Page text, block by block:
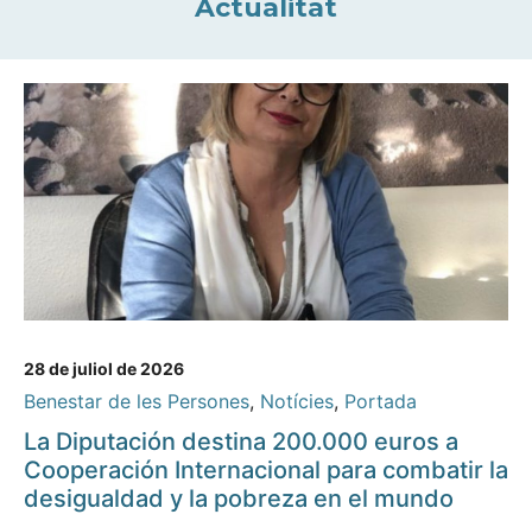
Actualitat
28 de juliol de 2026
Benestar de les Persones, Notícies, Portada
La Diputación destina 200.000 euros a
Cooperación Internacional para combatir la
desigualdad y la pobreza en el mundo